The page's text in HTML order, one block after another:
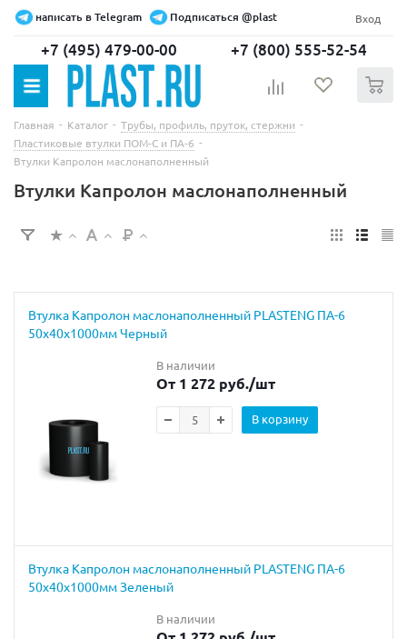
написать в Telegram Подписаться @plast Вход
+7 (495) 479-00-00 +7 (800) 555-52-54
Главная - Каталог - Трубы, профиль, пруток, стержни -
Пластиковые втулки ПОМ-С и ПА-6 -
Втулки Капролон маслонаполненный
Втулки Капролон маслонаполненный
Втулка Капролон маслонаполненный PLASTENG ПА-6
50х40х1000мм Черный
В наличии
От 1 272 руб./шт
В корзину
Втулка Капролон маслонаполненный PLASTENG ПА-6
50х40х1000мм Зеленый
В наличии